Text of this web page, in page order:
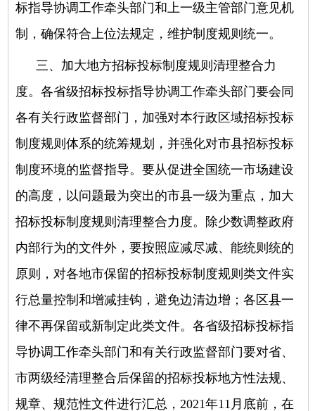
标指导协调工作牵头部门和上一级主管部门意见机
制，确保符合上位法规定，维护制度规则统一。
三、加大地方招标投标制度规则清理整合力
度。各省级招标投标指导协调工作牵头部门要会同
各有关行政监督部门，加强对本行政区域招标投标
制度规则体系的统筹规划，并强化对市县招标投标
制度环境的监督指导。要从促进全国统一市场建设
的高度，以问题最为突出的市县一级为重点，加大
招标投标制度规则清理整合力度。除少数调整政府
内部行为的文件外，要按照应减尽减、能统则统的
原则，对各地市保留的招标投标制度规则类文件实
行总量控制和增减挂钩，避免边清边增；各区县一
律不再保留或新制定此类文件。各省级招标投标指
导协调工作牵头部门和有关行政监督部门要对省、
市两级经清理整合后保留的招标投标地方性法规、
规章、规范性文件进行汇总，2021年11月底前，在